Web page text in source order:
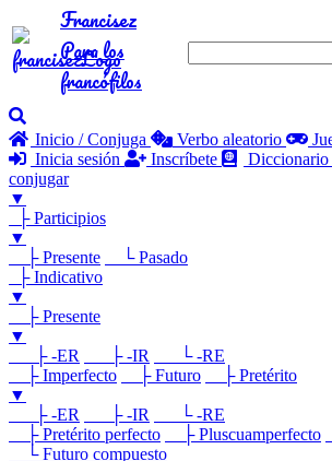
Francisez
Para los
francófilos
Inicio / Conjuga Verbo aleatorio
Inicia sesión
Inscríbete Diccionario
conjugar
▼
├ Participios
▼
├ Presente
└ Pasado
├ Indicativo
▼
├ Presente
▼
├ -ER
├ -IR
└ -RE
├ Imperfecto
├ Futuro
├ Pretérito
▼
├ -ER
├ -IR
└ -RE
├ Pretérito perfecto
├ Pluscuamperfecto
└ Futuro compuesto